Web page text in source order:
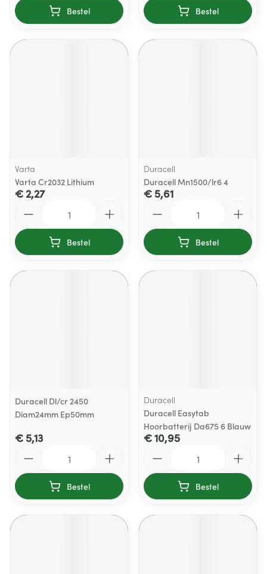
Bestel Bestel
Varta
Varta Cr2032 Lithium
€ 2,27
Bestel
Duracell
Duracell Mn1500/lr6 4
€ 5,61
Bestel
Duracell Dl/cr 2450
Diam24mm Ep50mm
€ 5,13
Bestel
Duracell
Duracell Easytab
Hoorbatterij Da675 6 Blauw
€ 10,95
Bestel